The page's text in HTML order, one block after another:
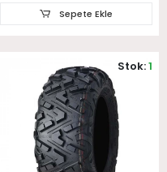
Sepete Ekle
Stok:1